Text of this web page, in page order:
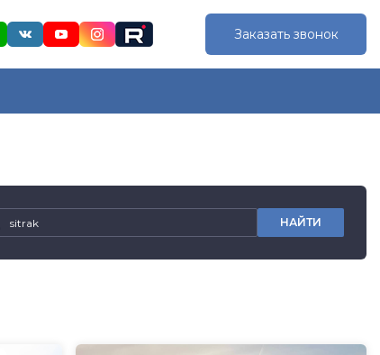
Заказать звонок
НАЙТИ